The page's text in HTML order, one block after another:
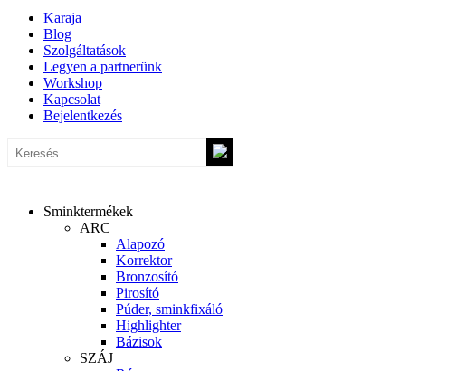
Karaja
Blog
Szolgáltatások
Legyen a partnerünk
Workshop
Kapcsolat
Bejelentkezés
Sminktermékek
ARC
Alapozó
Korrektor
Bronzosító
Pirosító
Púder, sminkfixáló
Highlighter
Bázisok
SZÁJ